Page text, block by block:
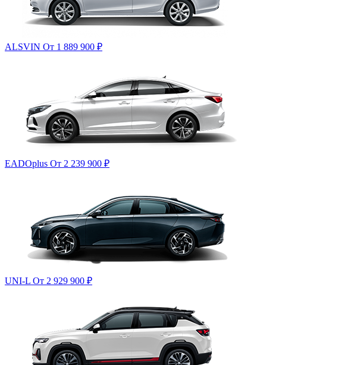
ALSVIN От 1 889 900 ₽
EADOplus От 2 239 900 ₽
UNI-L От 2 929 900 ₽